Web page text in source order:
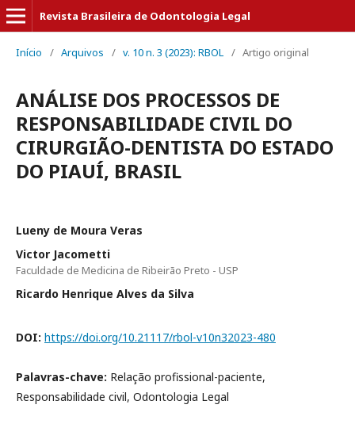
Revista Brasileira de Odontologia Legal
Início / Arquivos / v. 10 n. 3 (2023): RBOL / Artigo original
ANÁLISE DOS PROCESSOS DE
RESPONSABILIDADE CIVIL DO
CIRURGIÃO-DENTISTA DO ESTADO
DO PIAUÍ, BRASIL
Lueny de Moura Veras
Victor Jacometti
Faculdade de Medicina de Ribeirão Preto - USP
Ricardo Henrique Alves da Silva
DOI: https://doi.org/10.21117/rbol-v10n32023-480
Palavras-chave: Relação profissional-paciente,
Responsabilidade civil, Odontologia Legal